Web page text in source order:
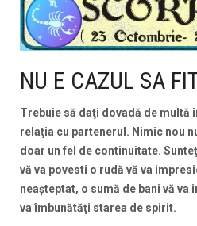
NU E CAZUL SA
Trebuie să daţi dovadă de multă
relaţia cu partenerul. Nimic nou
doar un fel de continuitate.
vă va povesti o rudă vă va
neaşteptat, o sumă de bani vă va
va îmbunătăţi starea de spirit.